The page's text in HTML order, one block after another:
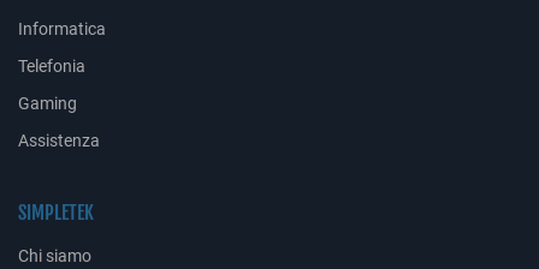
Informatica
Telefonia
Gaming
Assistenza
SIMPLETEK
Chi siamo